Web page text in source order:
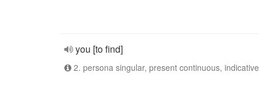
you [to find]
2. persona singular, present continuous, indicative